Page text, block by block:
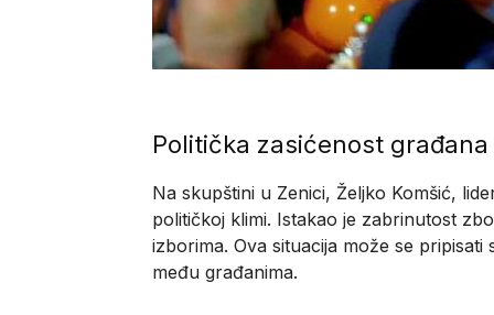
Politička zasićenost građana
Na skupštini u Zenici, Željko Komšić,
političkoj klimi. Istakao je zabrinutost
izborima. Ova situacija može se
među građanima.